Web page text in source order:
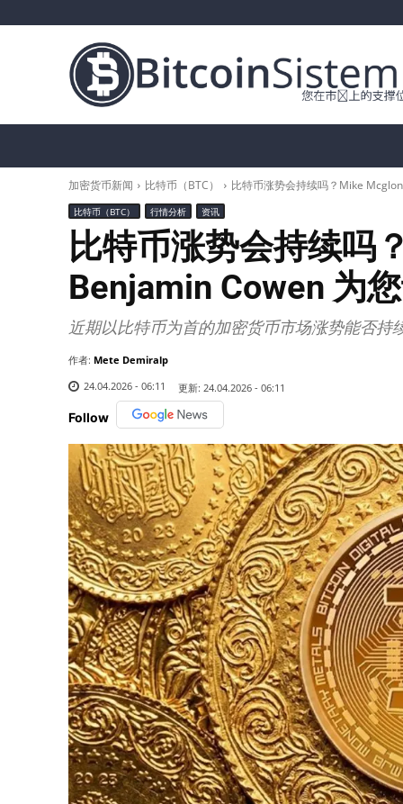
加密货币新闻 比特币（BTC） 比特币涨势会持续吗？Mike
比特币（BTC） 行情分析 资讯
比特币涨势会持续吗
Benjamin Cowen 为
近期以比特币为首的加密货币市场涨势能否持
作者: Mete Demiralp
24.04.2026 - 06:11
更新: 24.04.2026 - 06:11
Follow